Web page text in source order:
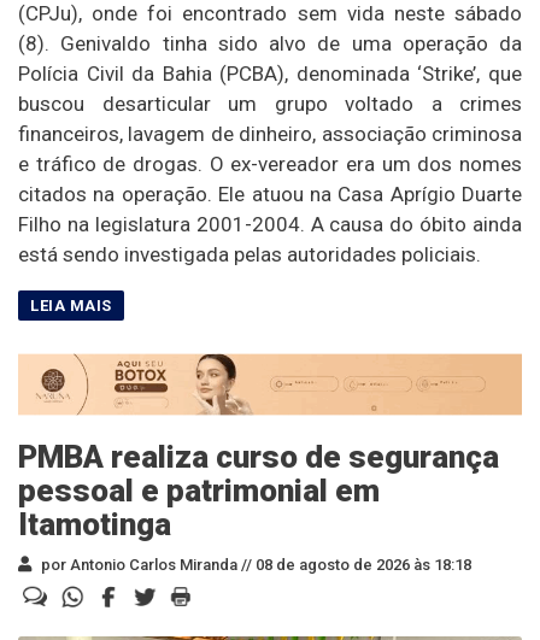
(CPJu), onde foi encontrado sem vida neste sábado
(8). Genivaldo tinha sido alvo de uma operação da
Polícia Civil da Bahia (PCBA), denominada ‘Strike’, que
buscou desarticular um grupo voltado a crimes
financeiros, lavagem de dinheiro, associação criminosa
e tráfico de drogas. O ex-vereador era um dos nomes
citados na operação. Ele atuou na Casa Aprígio Duarte
Filho na legislatura 2001-2004. A causa do óbito ainda
está sendo investigada pelas autoridades policiais.
PMBA realiza curso de segurança
pessoal e patrimonial em
Itamotinga
por Antonio Carlos Miranda // 08 de agosto de 2026 às 18:18